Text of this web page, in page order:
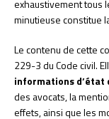
exhaustivement tous
minutieuse constitue
Le contenu de cette
229-3 du Code civil.
informations d’état
des avocats, la
effets, ainsi que les